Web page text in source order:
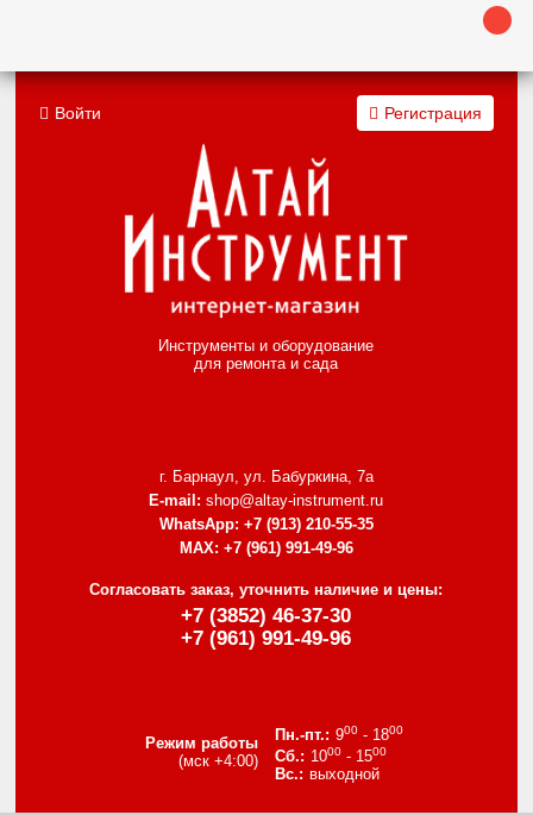
Инструменты и оборудование
для ремонта и сада
г. Барнаул, ул. Бабуркина, 7а
E-mail: shop@altay-instrument.ru
WhatsApp: +7 (913) 210-55-35
MAX: +7 (961) 991-49-96
Согласовать заказ, уточнить наличие и цены:
+7 (3852) 46-37-30
+7 (961) 991-49-96
Режим работы
(мск +4:00)
900- 1800
1000- 1500
выходной
Войти Регистрация